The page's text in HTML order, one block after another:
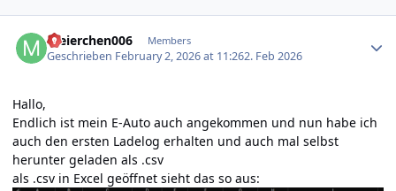
meierchen006 Members
Geschrieben February 2, 2026 at 11:262. Feb 2026
Hallo,
Endlich ist mein E-Auto auch angekommen und nun habe ich
auch den ersten Ladelog erhalten und auch mal selbst
herunter geladen als .csv
als .csv in Excel geöffnet sieht das so aus: